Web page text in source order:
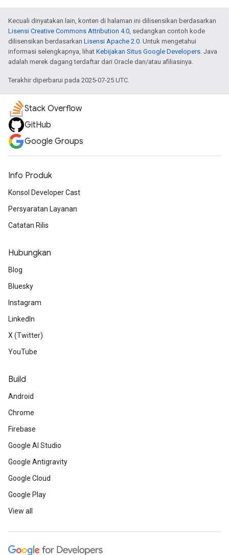
Kecuali dinyatakan lain, konten di halaman ini dilisensikan berdasarkan
Lisensi Creative Commons Attribution 4.0, sedangkan contoh kode
dilisensikan berdasarkan Lisensi Apache 2.0. Untuk mengetahui
informasi selengkapnya, lihat Kebijakan Situs Google Developers. Java
adalah merek dagang terdaftar dari Oracle dan/atau afiliasinya.
Terakhir diperbarui pada 2025-07-25 UTC.
Stack Overflow
GitHub
Google Groups
Info Produk
Konsol Developer Cast
Persyaratan Layanan
Catatan Rilis
Hubungkan
Blog
Bluesky
Instagram
LinkedIn
X (Twitter)
YouTube
Build
Android
Chrome
Firebase
Google AI Studio
Google Antigravity
Google Cloud
Google Play
View all